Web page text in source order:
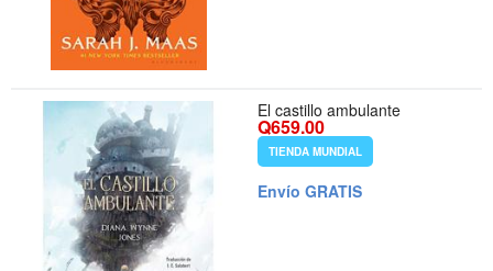
El castillo ambulante
Q659.00
TIENDA MUNDIAL
Envío GRATIS